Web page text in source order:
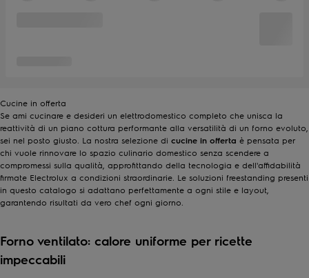
Cucine in offerta
Se ami cucinare e desideri un elettrodomestico completo che unisca la
reattività di un piano cottura performante alla versatilità di un forno evoluto,
sei nel posto giusto. La nostra selezione di cucine in offerta è pensata per
chi vuole rinnovare lo spazio culinario domestico senza scendere a
compromessi sulla qualità, approfittando della tecnologia e dell'affidabilità
firmate Electrolux a condizioni straordinarie. Le soluzioni freestanding presenti
in questo catalogo si adattano perfettamente a ogni stile e layout,
garantendo risultati da vero chef ogni giorno.
Forno ventilato: calore uniforme per ricette
impeccabili